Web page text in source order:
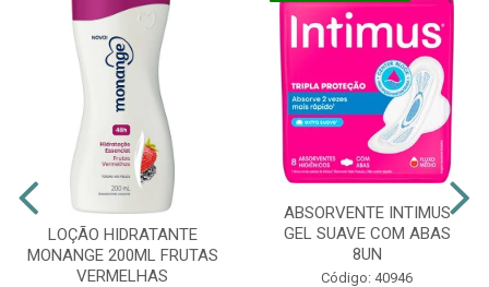
LOÇÃO HIDRATANTE
MONANGE 200ML FRUTAS
VERMELHAS
ABSORVENTE INTIMUS
GEL SUAVE COM ABAS
8UN
Código: 40946